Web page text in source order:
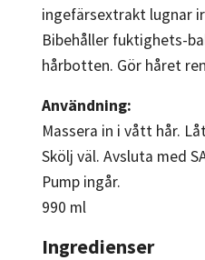
ingefärsextrakt lugnar
Bibehåller fuktighets-
hårbotten. Gör håret
Användning:
Massera in i vått hår.
Skölj väl. Avsluta med
Pump ingår.
990 ml
Ingredienser